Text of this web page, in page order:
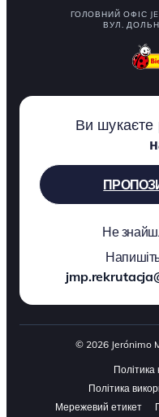
ГОЛОВНИЙ ОФІС
ВУЛ.
Ви шукаєте
Не
© 2026 Jerónimo
Політика
Політика
Мережевий етикет